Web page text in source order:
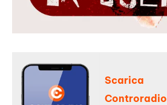
Scarica
Controradio